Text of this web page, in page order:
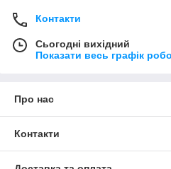
Контакти
Сьогодні вихідний
Показати весь графік
Про нас
Контакти